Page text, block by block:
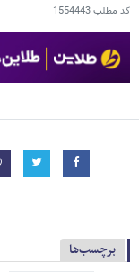
کد مطلب1554443
برچسب‌ها